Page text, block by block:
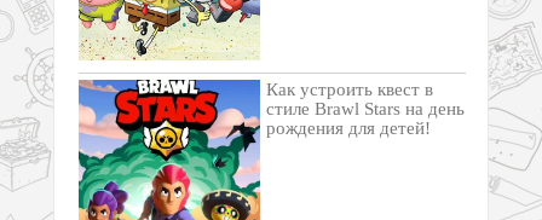
Как устроить квест в
стиле Brawl Stars на день
рождения для детей!